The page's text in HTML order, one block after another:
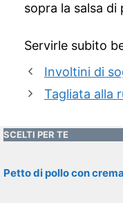
sopra la salsa di
Servirle subito
Involtini di
Tagliata alla
SCELTI PER TE
Petto di pollo con